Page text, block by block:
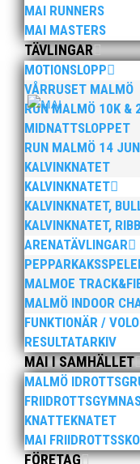
MAI RUNNERS
MAI MASTERS
TÄVLINGAR
MOTIONSLOPP
VÅRRUSET MALMÖ
RUN MALMÖ 10K &
MIDNATTSLOPPET
RUN MALMÖ 14
KALVINKNATET
KALVINKNATET
KALVINKNATET,
KALVINKNATET,
ARENATÄVLINGAR
MALMOE
MALMÖ INDOOR
FUNKTIONÄR /
RESULTATARKIV
MAI I SAMHÄLLET
MALMÖ
KNATTEKNATET
MAI
FÖRETAG
För mer info
Bild 2, från
Gossner